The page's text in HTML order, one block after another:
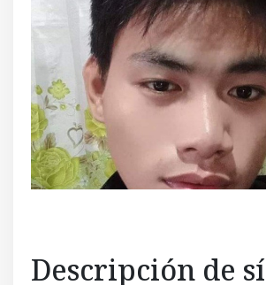
Descripción de sí